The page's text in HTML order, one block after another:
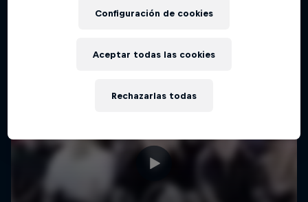
Configuración de cookies
Rechazarlas todas
Aceptar todas las cookies